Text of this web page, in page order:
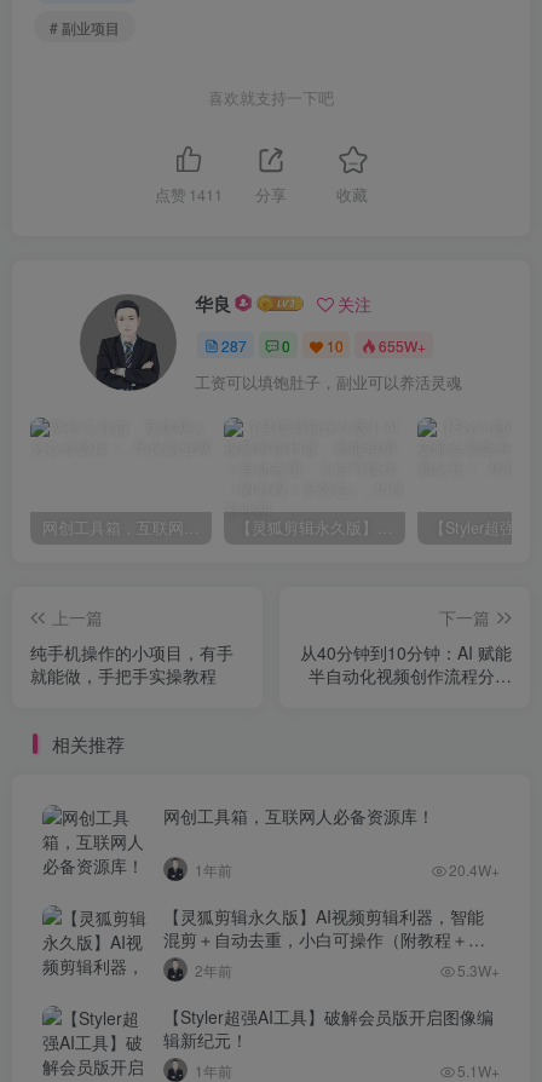
# 副业项目
喜欢就支持一下吧
点赞 1411 分享 收藏
华良 关注
287 0 10 655W+
工资可以填饱肚子，副业可以养活灵魂
网创工具箱，互联网人必备资源库！ 【灵狐剪辑永久版】AI视频剪辑利器，智能混剪＋自动去重，小白可操作（附教程＋安装包）
上一篇
纯手机操作的小项目，有手
就能做，手把手实操教程
下一篇
从40分钟到10分钟：AI 赋能
半自动化视频创作流程分享
相关推荐
网创工具箱，互联网人必备资源库！
1年前 20.4W+
【灵狐剪辑永久版】AI视频剪辑利器，智能
混剪＋自动去重，小白可操作（附教程＋安
装包）2年前 5.3W+
【Styler超强AI工具】破解会员版开启图像编
辑新纪元！
1年前 5.1W+